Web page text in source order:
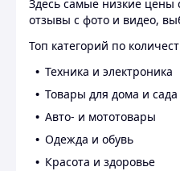
Здесь самые низкие цены
отзывы с фото и видео,
Топ категорий по
Техника и электроника
Товары для дома и сада
Авто- и мототовары
Одежда и обувь
Красота и здоровье